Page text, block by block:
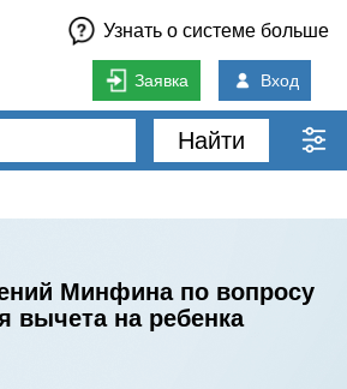
Узнать о системе больше
Заявка Вход
Найти
Минфина по вопросу
вычета на ребенка